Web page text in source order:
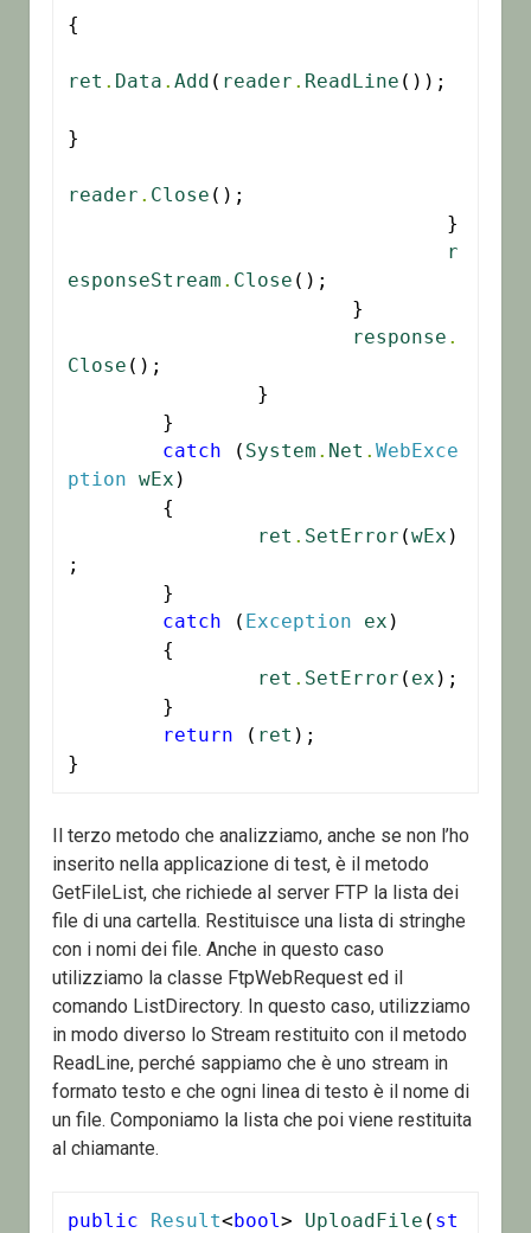
{
ret . Data . Add ( reader . ReadLine ());
}
reader . Close ();
r
esponseStream . Close ();
response .
Close ();
catch ( System . Net . WebExce
ption wEx )
ret . SetError (wEx )
;
catch ( Exception ex )
ret . SetError ( ex );
return ( ret );
}
Il terzo metodo che analizziamo, anche se non l’ho
inserito nella applicazione di test, è il metodo
GetFileList, che richiede al server FTP la lista dei
file di una cartella. Restituisce una lista di stringhe
con i nomi dei file. Anche in questo caso
utilizziamo la classe FtpWebRequest ed il
comando ListDirectory. In questo caso, utilizziamo
in modo diverso lo Stream restituito con il metodo
ReadLine, perché sappiamo che è uno stream in
formato testo e che ogni linea di testo è il nome di
un file. Componiamo la lista che poi viene restituita
al chiamante.
public Result<bool> UploadFile ( st